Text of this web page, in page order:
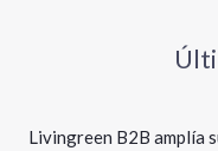
Livingreen B2B amplía